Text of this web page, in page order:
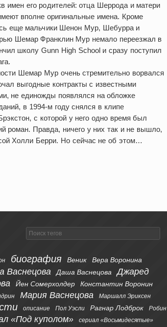
имен его родителей: отца Шеррода и матери
вполне оригинальные имена. Кроме
еще мальчики Шенон Мур, Шебурра и
Шемар Франклин Мур немало переезжал в
школу Gunn High School и сразу поступил
Шемар Мур очень стремительно ворвался
выгодные контракты с известными
не единожды появлялся на обложке
в 1994-м году снялся в клипе
с которой у него одно время был
роман. Правда, ничего у них так и не вышло,
Холли Берри. Но сейчас не об этом…
биография Веник Вера Воронина
Васнецова Даша Васнецова
Джаред
Йен Сомерхолдер Константин Воронин
Мария Васнецова Маршалл Эриксен
описание Пол Уэсли Рагнар Лодброк
Робин
«Под куполом» сериал «Восьмидесятые»